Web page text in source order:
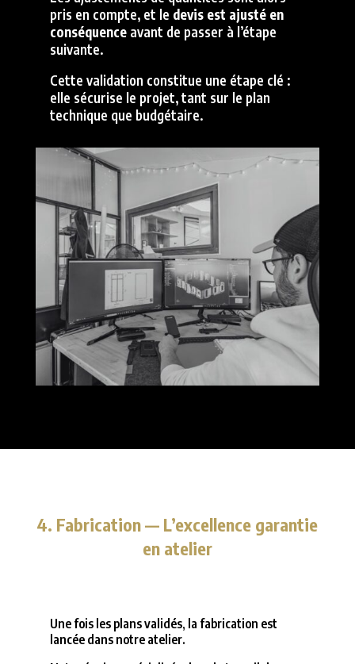
pris en compte, et le devis est ajusté en
conséquenceavant de passer à l’étape
suivante.
Cette validation constitue une étape clé :
elle sécurise le projet, tant sur le plan
technique que budgétaire.
4. Fabrication — L’excellence garantie
en atelier
Une fois les plans validés, la fabrication est
lancée dans notre atelier.